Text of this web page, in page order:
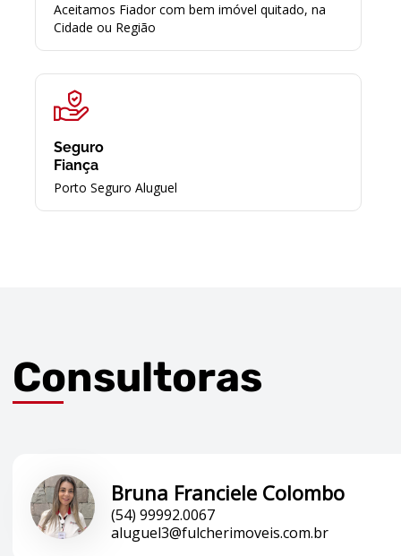
Aceitamos Fiador com bem imóvel quitado, na
Cidade ou Região
Seguro
Fiança
Porto Seguro Aluguel
Consultoras
Bruna Franciele Colombo
(54) 99992.0067
aluguel3@fulcherimoveis.com.br